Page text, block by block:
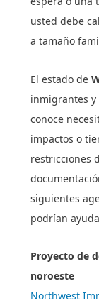
usted debe
a tamaño
El estado de
inmigrantes
conoce
impactos o
restricciones
siguientes
podrían
Proyecto de
noroeste
Northwest